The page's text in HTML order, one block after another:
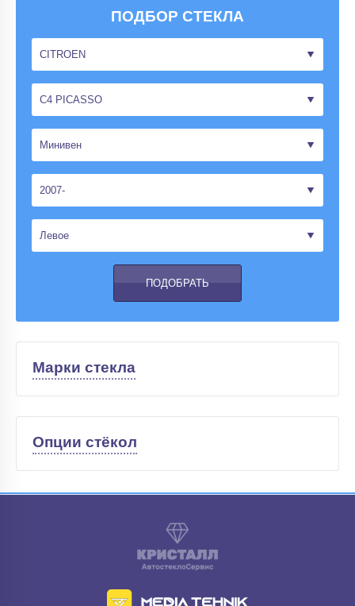
ПОДБОР СТЕКЛА
Марки стекла
Опции стёкол